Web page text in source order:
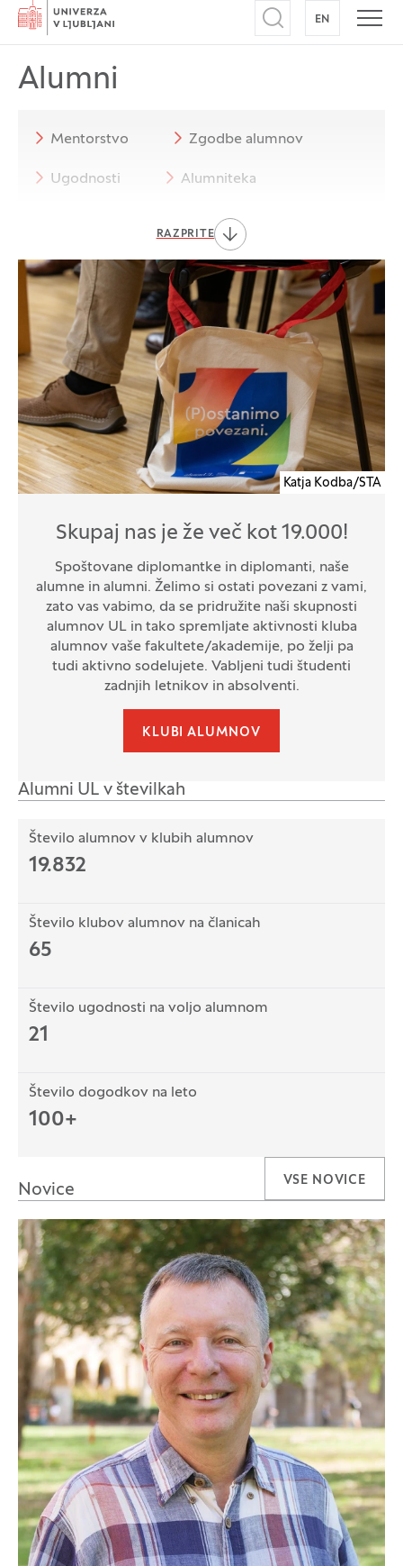
Domov
Odpri iskalnik
EN NA
Alumni
Mentorstvo Zgodbe alumnov
Ugodnosti Alumniteka
Klubi alumnov
RAZPRITE
Katja Kodba/STA
Skupaj nas je že več kot 19.000!
Spoštovane diplomantke in diplomanti, naše
alumne in alumni. Želimo si ostati povezani z vami,
zato vas vabimo, da se pridružite naši skupnosti
alumnov UL in tako spremljate aktivnosti kluba
alumnov vaše fakultete/akademije, po želji pa
tudi aktivno sodelujete. Vabljeni tudi študenti
zadnjih letnikov in absolventi.
KLUBI ALUMNOV
Alumni UL v številkah
Število alumnov v klubih alumnov
19.832
Število klubov alumnov na članicah
65
Število ugodnosti na voljo alumnom
21
Število dogodkov na leto
100+
Novice
VSE NOVICE